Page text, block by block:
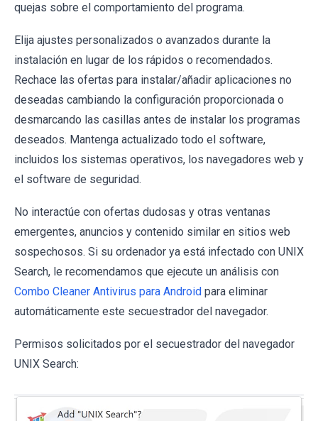
quejas sobre el comportamiento del programa.
Elija ajustes personalizados o avanzados durante la
instalación en lugar de los rápidos o recomendados.
Rechace las ofertas para instalar/añadir aplicaciones no
deseadas cambiando la configuración proporcionada o
desmarcando las casillas antes de instalar los programas
deseados. Mantenga actualizado todo el software,
incluidos los sistemas operativos, los navegadores web y
el software de seguridad.
No interactúe con ofertas dudosas y otras ventanas
emergentes, anuncios y contenido similar en sitios web
sospechosos. Si su ordenador ya está infectado con UNIX
Search, le recomendamos que ejecute un análisis con
Combo Cleaner Antivirus para Android para eliminar
automáticamente este secuestrador del navegador.
Permisos solicitados por el secuestrador del navegador
UNIX Search: